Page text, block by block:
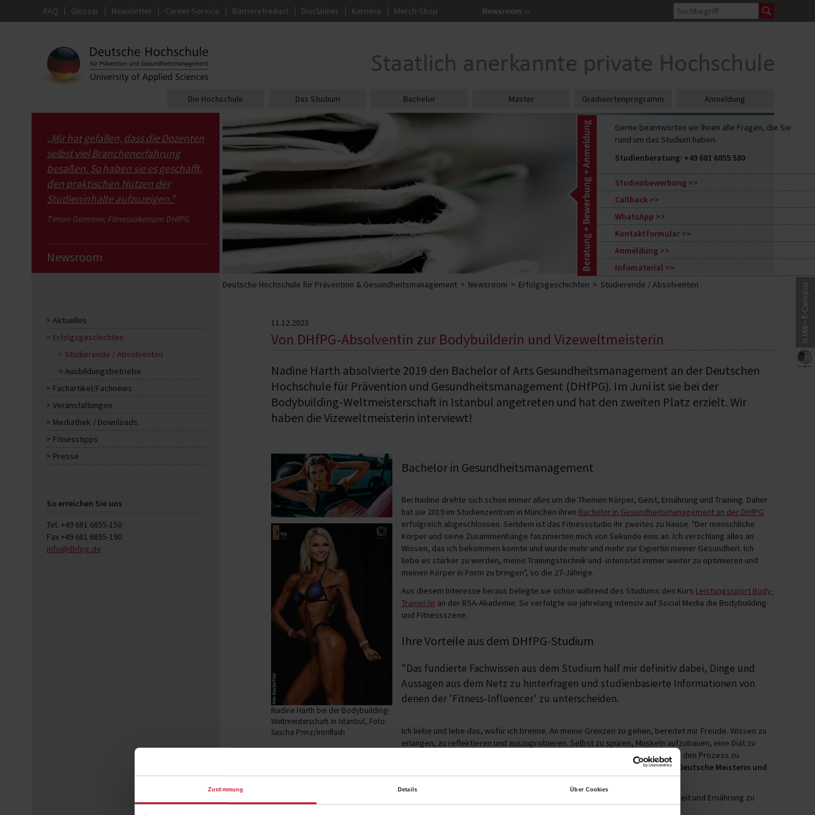
Zustimmung Details Über Cookies
Gerne beantworten wir Ihnen alle Fragen, die Sie
rund um das Studium haben.
Studienberatung: +49 681 6855 580
Studienbewerbung
Callback
WhatsApp
Kontaktformular
Anmeldung
Infomaterial
FAQ Glossar Newsletter Career Service Barrierefreiheit Disclaimer Karriere Merch-Shop Newsroom
Die Hochschule Das Studium Bachelor Master Graduiertenprogramm Anmeldung
„Mir hat gefallen, dass die Dozenten
selbst viel Branchenerfahrung
besaßen. So haben sie es geschafft,
den praktischen Nutzen der
Studieninhalte aufzuzeigen.”
Timon Gommer, Fitnessökonom DHfPG
Newsroom
Aktuelles
Erfolgsgeschichten
Studierende / Absolventen
Ausbildungsbetriebe
Fachartikel/Fachnews
Veranstaltungen
Mediathek / Downloads
Fitnesstipps
Presse
So erreichen Sie uns
Tel. +49 681 6855-150
Fax +49 681 6855-190
info@dhfpg.de
Deutsche Hochschule für Prävention & Gesundheitsmanagement Newsroom Erfolgsgeschichten Studierende / Absolventen
11.12.2023
Von DHfPG-Absolventin zur Bodybuilderin und Vizeweltmeisterin
Nadine Harth absolvierte 2019 den Bachelor of Arts Gesundheitsmanagement an der Deutschen
Hochschule für Prävention und Gesundheitsmanagement (DHfPG). Im Juni ist sie bei der
Bodybuilding-Weltmeisterschaft in Istanbul angetreten und hat den zweiten Platz erzielt. Wir
haben die Vizeweltmeisterin interviewt!
Nadine Harth bei der Bodybuilding-
Weltmeisterschaft in Istanbul, Foto:
Sascha Prinz/Ironflash
Bachelor in Gesundheitsmanagement
Bei Nadine drehte sich schon immer alles um die Themen Körper, Geist, Ernährung und Training. Daher
hat sie 2019 im Studienzentrum in München ihren Bachelor in Gesundheitsmanagement an der DHfPG
erfolgreich abgeschlossen. Seitdem ist das Fitnessstudio ihr zweites zu Hause. "Der menschliche
Körper und seine Zusammenhänge faszinierten mich von Sekunde eins an. Ich verschlang alles an
Wissen, das ich bekommen konnte und wurde mehr und mehr zur Expertin meiner Gesundheit. Ich
liebe es stärker zu werden, meine Trainingstechnik und -intensität immer weiter zu optimieren und
meinen Körper in Form zu bringen", so die 27-Jährige.
Aus diesem Interesse heraus belegte sie schon während des Studiums den Kurs Leistungssport Body-
Trainer/in an der BSA-Akademie. So verfolgte sie jahrelang intensiv auf Social Media die Bodybuilding-
und Fitnessszene.
Ihre Vorteile aus dem DHfPG-Studium
"Das fundierte Fachwissen aus dem Studium half mir definitiv dabei, Dinge und
Aussagen aus dem Netz zu hinterfragen und studienbasierte Informationen von
denen der 'Fitness-Influencer' zu unterscheiden.
Ich liebe und lebe das, wofür ich brenne. An meine Grenzen zu gehen, bereitet mir Freude. Wissen zu
erlangen, zu reflektieren und auszuprobieren. Selbst zu spüren, Muskeln aufzubauen, eine Diät zu
machen, Fett abzubauen, sich selbst zu verwirklichen, an sich zu glauben und den Prozess zu
genießen und zu feiern. Disziplin, eiserner Wille und Leidenschaft haben mich dorthin gebracht, wo ich heute bin:
Deutsche Meisterin und
Vizeweltmeisterin.
Es macht mich glücklich, auch anderen Frauen zu ermutigen, sich zu verändern und um ihren Körper, ihre Gesundheit und Ernährung zu